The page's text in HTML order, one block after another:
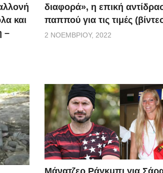
και
–
διαφορά», η επική
παππού για τις τιμές
2 ΝΟΕΜΒΡΊΟΥ, 2022